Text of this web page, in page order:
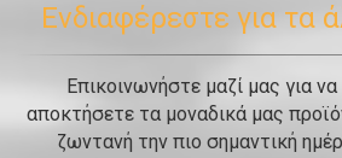
Ενδιαφέρεστε για τα
Επικοινωνήστε μαζί μας για
αποκτήσετε τα μοναδικά μας
ζωντανή την πιο σημαντική